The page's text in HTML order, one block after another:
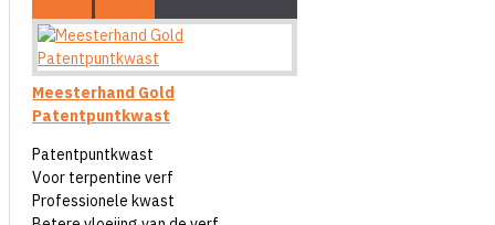
Meesterhand Gold
Patentpuntkwast
Patentpuntkwast
Voor terpentine verf
Professionele kwast